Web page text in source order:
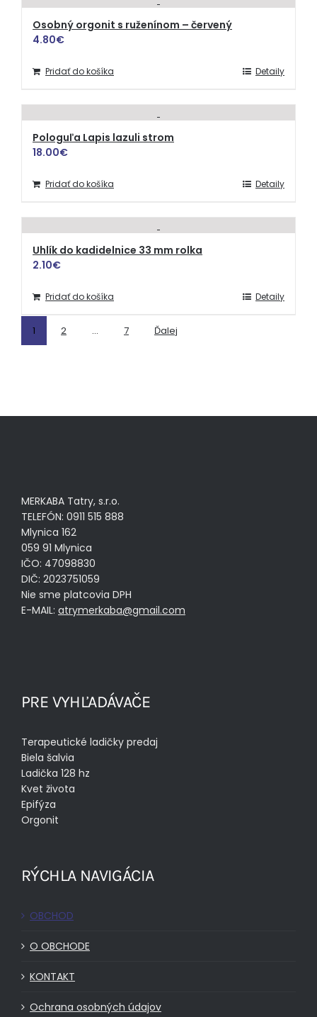
Osobný orgonit s ruženínom – červený
4.80€
Pridať do košíka Detaily
Pologuľa Lapis lazuli strom
18.00€
Pridať do košíka Detaily
Uhlík do kadidelnice 33 mm rolka
2.10€
Pridať do košíka Detaily
1 2 … 7 Ďalej
MERKABA Tatry, s.r.o.
TELEFÓN: 0911 515 888
Mlynica 162
059 91 Mlynica
IČO: 47098830
DIČ: 2023751059
Nie sme platcovia DPH
E-MAIL: atrymerkaba@gmail.com
PRE VYHĽADÁVAČE
Terapeutické ladičky predaj
Biela šalvia
Ladička 128 hz
Kvet života
Epifýza
Orgonit
RÝCHLA NAVIGÁCIA
OBCHOD
O OBCHODE
KONTAKT
Ochrana osobných údajov